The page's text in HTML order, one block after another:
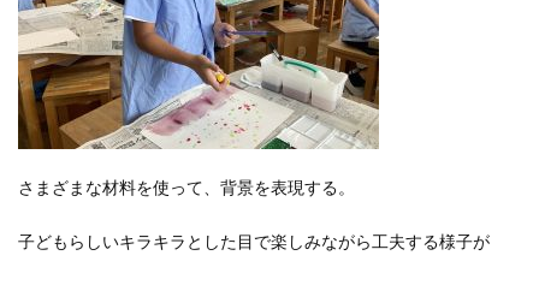
さまざまな材料を使って、背景を表現する。
子どもらしいキラキラとした目で楽しみながら工夫する様子が